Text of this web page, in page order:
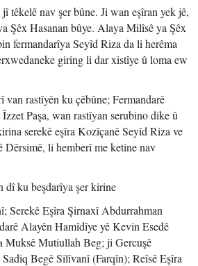
têkelê nav şer bûne. Ji wan eşîran yek jê,
Şêx Hasanan bûye. Alaya Milîsê ya Şêx
fermandarîya Seyîd Riza da li herêma
giring li dar xistîye û loma ew
rastîyên ku çêbûne; Fermandarê
Paşa, wan rastîyan serubino dike û
serekê eşîra Kozîçanê Seyîd Riza ve
Dêrsimê, li hemberî me ketine nav
dî ku beşdarîya şer kirine
Serekê Eşîra Şirnaxî Abdurrahman
Alayên Hamîdîye yê Kevin Esedê
Mutiullah Beg; ji Gercuşê
Begê Silîvanî (Farqîn); Reîsê Eşîra